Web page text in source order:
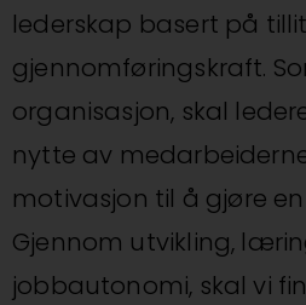
lederskap basert på
gjennomføringskraft.
organisasjon, skal
nytte av
motivasjon til å gjøre
Gjennom utvikling,
jobbautonomi, skal vi